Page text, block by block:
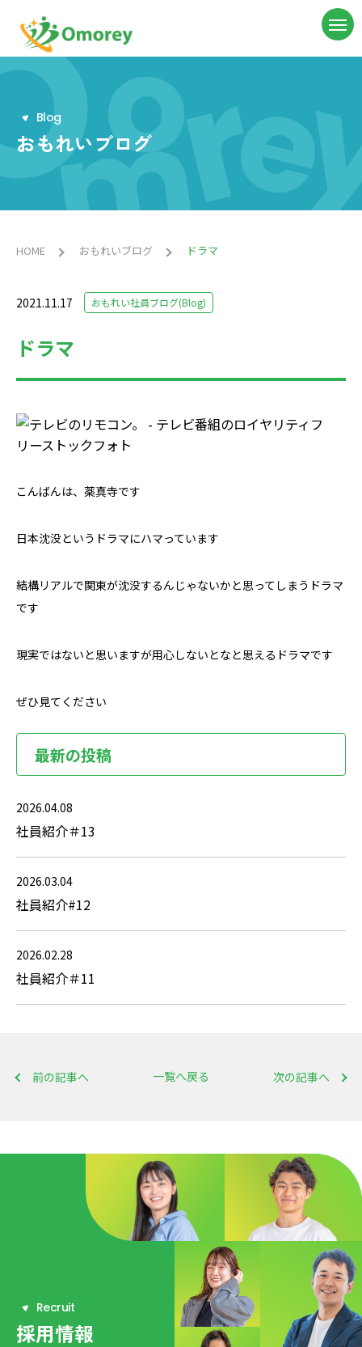
Blog
おもれいブログ
HOME おもれいブログ ドラマ
2021.11.17 おもれい社員ブログ(Blog)
ドラマ
こんばんは、薬真寺です
日本沈没というドラマにハマっています
結構リアルで関東が沈没するんじゃないかと思ってしまうドラマ
です
現実ではないと思いますが用心しないとなと思えるドラマです
ぜひ見てください
最新の投稿
2026.04.08
社員紹介＃13
2026.03.04
社員紹介#12
2026.02.28
社員紹介＃11
前の記事へ 次の記事へ
一覧へ戻る
Recruit
採用情報